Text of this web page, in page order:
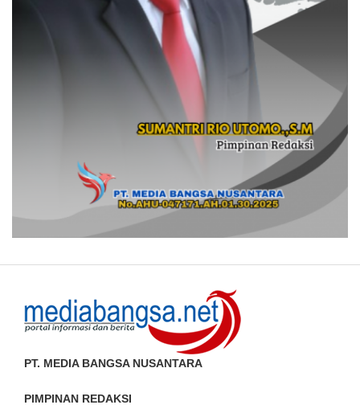
PT. MEDIA BANGSA NUSANTARA
PIMPINAN REDAKSI